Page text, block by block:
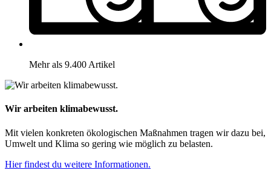
Mehr als 9.400 Artikel
Wir arbeiten klimabewusst.
Mit vielen konkreten ökologischen Maßnahmen tragen wir dazu bei,
Umwelt und Klima so gering wie möglich zu belasten.
Hier findest du weitere Informationen.